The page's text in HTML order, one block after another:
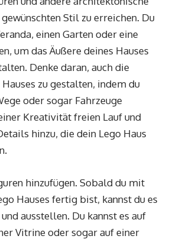
Stil zu erreichen. Du
einen Garten oder eine
um das Äußere deines Hauses
Denke daran, auch die
zu gestalten, indem du
oder sogar Fahrzeuge
Kreativität freien Lauf und
hinzu, die dein Lego Haus
hinzufügen. Sobald du mit
Hauses fertig bist, kannst du es
ausstellen. Du kannst es auf
Vitrine oder sogar auf einer